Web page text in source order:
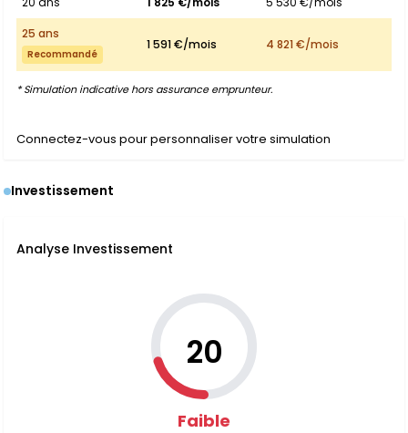
25 ans
Recommandé
1 591 €/mois 4 821 €/mois
* Simulation indicative hors assurance emprunteur.
Connectez-vous pour personnaliser votre simulation
Investissement
Analyse Investissement
20
Faible